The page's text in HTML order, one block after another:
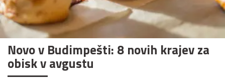
Novo v Budimpešti: 8 novih krajev za
obisk v avgustu